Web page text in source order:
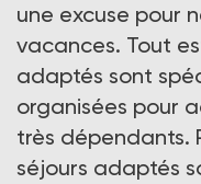
une excuse pour
vacances. Tout
adaptés sont
organisées pour
très dépendants.
séjours adaptés